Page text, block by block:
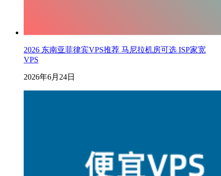
2026 东南亚菲律宾VPS推荐 马尼拉机房可选 ISP家宽
VPS
2026年6月24日